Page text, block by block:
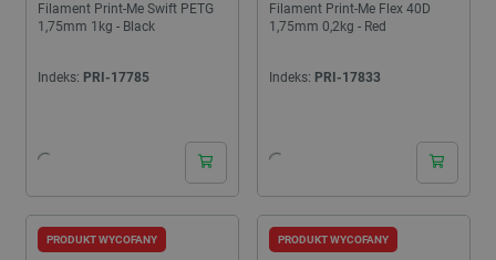
Filament Print-Me Swift PETG
1,75mm 1kg - Black
Indeks: PRI-17785
Filament Print-Me Flex 40D
1,75mm 0,2kg - Red
Indeks: PRI-17833
PRODUKT WYCOFANY PRODUKT WYCOFANY